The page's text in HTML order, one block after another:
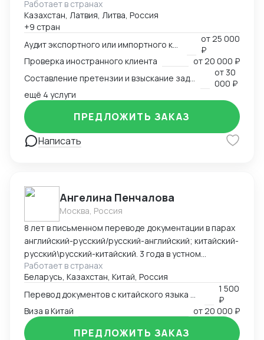
внешнеэкономической деятельности,
сопровождения международных сделок и решения
внешнеэкономических споров. Международный
арбитр (Рижский третейский суд / Рига, Латвия,
международный арбитражный суд IAC / Алматы,
Казахстан).
Работает в странах
Казахстан, Латвия, Литва, Россия
+9 стран
от25 000
₽
Проверка иностранного клиента
от20 000 ₽
от 30
000 ₽
ещё 4 услуги
Написать
ПРЕДЛОЖИТЬ ЗАКАЗ
Ангелина Пенчалова
Москва, Россия
8 лет в письменном переводе документации в парах
английский-русский/русский-английский; китайский-
русский\русский-китайский. 3 года в устном
переводе в паре китайский-русский\русский-
китайский.
Работает в странах
Беларусь, Казахстан, Китай, Россия
1 500
₽
Виза в Китай
от20 000 ₽
ПРЕДЛОЖИТЬ ЗАКАЗ